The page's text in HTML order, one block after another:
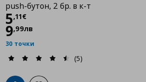
push-бутон, 2 бр. в к-т
5,11€
Цена
9,99лв
30 точки
(5)